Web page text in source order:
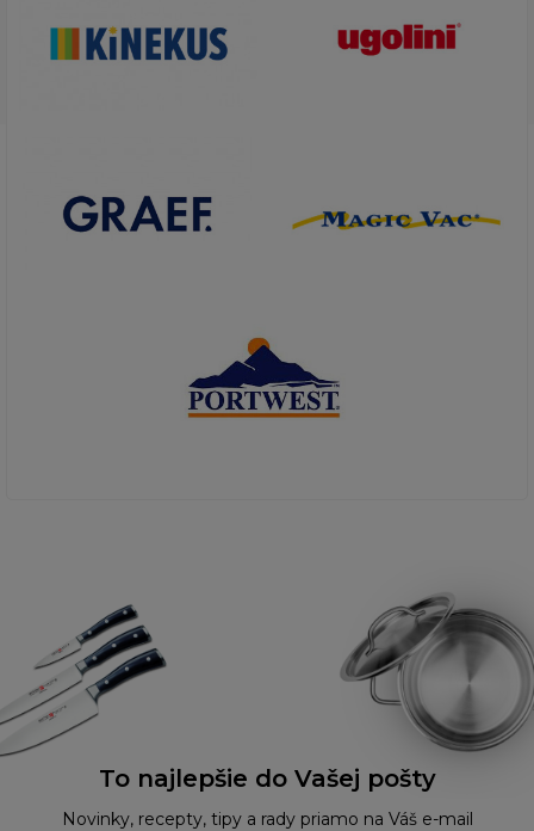
To najlepšie do Vašej pošty
Novinky, recepty, tipy a rady priamo na Váš e-mail